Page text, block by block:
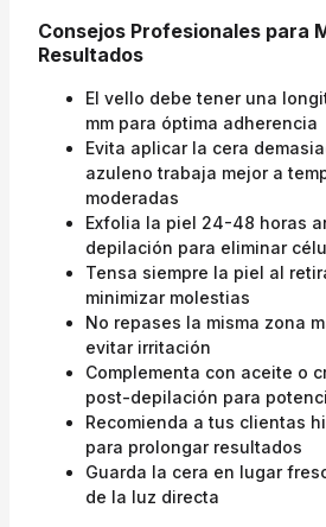
Consejos Profesionales para
Resultados
El vello debe tener una
mm para óptima adherencia
Evita aplicar la cera
azuleno trabaja mejor a
moderadas
Exfolia la piel 24-48 horas
depilación para eliminar
Tensa siempre la piel al
minimizar molestias
No repases la misma zona
evitar irritación
Complementa con aceite o
post-depilación para
Recomienda a tus clientas
para prolongar resultados
Guarda la cera en lugar
de la luz directa